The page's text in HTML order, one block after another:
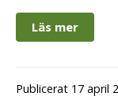
Läs mer
Publicerat 17 april